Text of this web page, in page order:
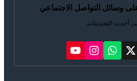
على وسائل التواصل الاجتماعي
أحدث التحديثات